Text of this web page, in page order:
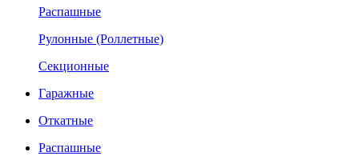
Распашные
Рулонные (Роллетные)
Секционные
Гаражные
Откатные
Распашные